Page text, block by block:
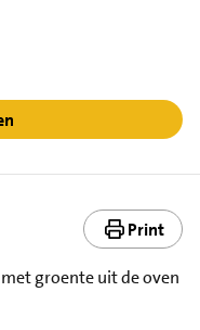
Print
groente uit de oven